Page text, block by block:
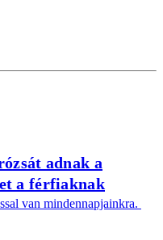
adnak a
a férfiaknak
van mindennapjainkra.